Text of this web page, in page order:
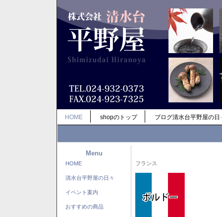
HOME shopのトップ ブログ清水台平野屋の日
Menu
HOME
清水台平野屋の日々
イベント案内
おすすめの商品
フランス